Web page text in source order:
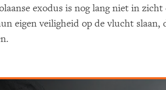
exodus is nog lang niet in
eigen veiligheid op de vlucht